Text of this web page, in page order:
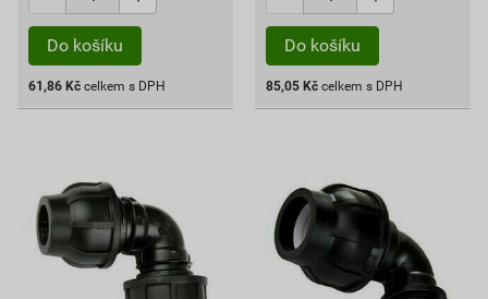
Do košíku
61,86 Kč celkem s DPH
Do košíku
85,05 Kč celkem s DPH